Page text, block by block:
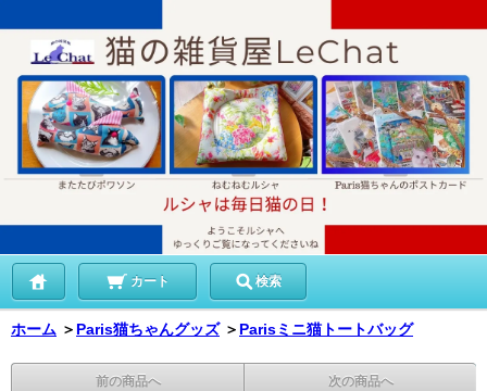
カート 検索
ホーム ＞ Paris猫ちゃんグッズ ＞ Parisミニ猫トートバッグ
前の商品へ 次の商品へ